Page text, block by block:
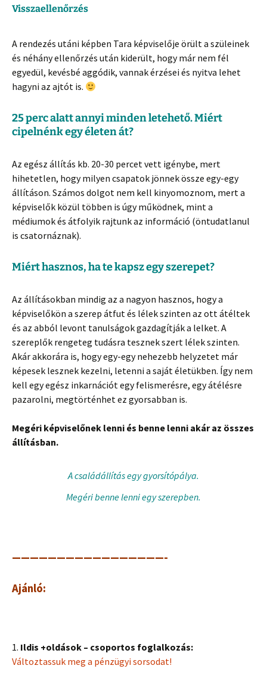
Visszaellenőrzés
A rendezés utáni képben Tara képviselője örült a szüleinek
és néhány ellenőrzés után kiderült, hogy már nem fél
egyedül, kevésbé aggódik, vannak érzései és nyitva lehet
hagyni az ajtót is.
25 perc alatt annyi minden letehető. Miért
cipelnénk egy életen át?
Az egész állítás kb. 20-30 percet vett igénybe, mert
hihetetlen, hogy milyen csapatok jönnek össze egy-egy
állításon. Számos dolgot nem kell kinyomoznom, mert a
képviselők közül többen is úgy működnek, mint a
médiumok és átfolyik rajtunk az információ (öntudatlanul
is csatornáznak).
Miért hasznos, ha te kapsz egy szerepet?
Az állításokban mindig az a nagyon hasznos, hogy a
képviselőkön a szerep átfut és lélek szinten az ott átéltek
és az abból levont tanulságok gazdagítják a lelket. A
szereplők rengeteg tudásra tesznek szert lélek szinten.
Akár akkorára is, hogy egy-egy nehezebb helyzetet már
képesek lesznek kezelni, letenni a saját életükben. Így nem
kell egy egész inkarnációt egy felismerésre, egy átélésre
pazarolni, megtörténhet ez gyorsabban is.
Megéri képviselőnek lenni és benne lenni akár az összes
állításban.
A családállítás egy gyorsítópálya.
Megéri benne lenni egy szerepben.
—————————————————-
Ajánló:
1. Ildis +oldások – csoportos foglalkozás:
Változtassuk meg a pénzügyi sorsodat!